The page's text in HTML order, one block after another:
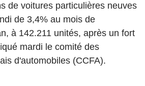
de voitures particulières neuves
de 3,4% au mois de
à 142.211 unités, après un fort
mardi le comité des
d'automobiles (CCFA).